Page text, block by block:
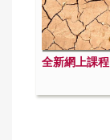
全新網上課